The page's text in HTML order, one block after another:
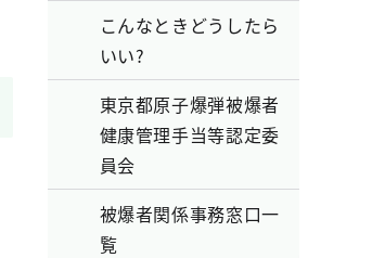
こんなときどうしたら
いい?
東京都原子爆弾被爆者
健康管理手当等認定委
員会
被爆者関係事務窓口一
覧